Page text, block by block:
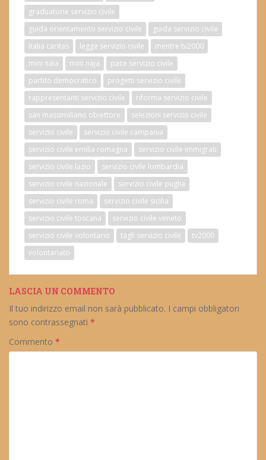
graduatorie servizio civile
guida orientamento servizio civile
guida servizio civile
italia caritas
legge servizio civile
mentre tv2000
mini naia
mini naja
pace servizio civile
partito democratico
progetti servizio civile
rappresentanti servizio civile
riforma servizio civile
san massimiliano obiettore
selezioni servizio civile
servizio civile
servizio civile campania
servizio civile emilia romagna
servizio civile immigrati
servizio civile lazio
servizio civile lombardia
servizio civile nazionale
servizio civile puglia
servizio civile roma
servizio civile sicilia
servizio civile toscana
servizio civile veneto
servizio civile volontario
tagli servizio civile
tv2000
volontariato
LASCIA UN COMMENTO
Il tuo indirizzo email non sarà pubblicato. I campi obbligatori
sono contrassegnati *
Commento *